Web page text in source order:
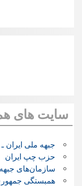
سایت های
جبهه ملی ایران ـ
حزب چپ ایران
سازمان‌های
همبستگی